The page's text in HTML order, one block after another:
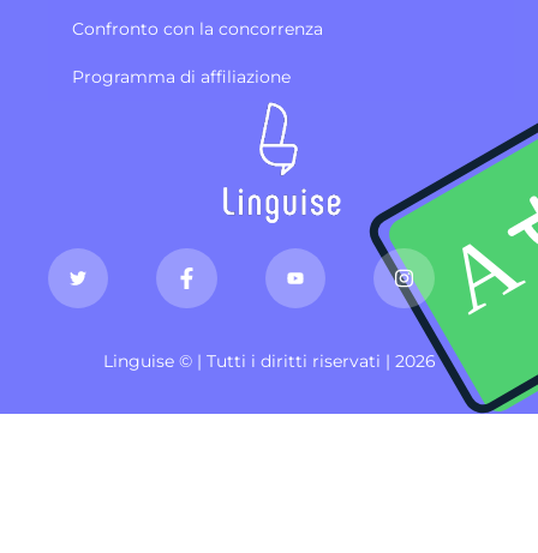
Confronto con la concorrenza
Programma di affiliazione
Linguise © | Tutti i diritti riservati | 2026